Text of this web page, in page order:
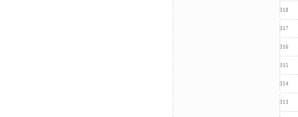
318
317
316
315
314
313